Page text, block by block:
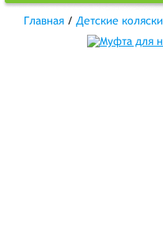
Главная / Детские коляски